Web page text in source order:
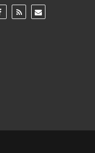
Gå
til:
Gå
til: